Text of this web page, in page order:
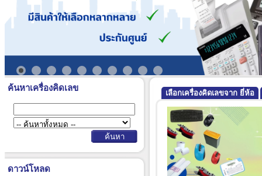
ค้นหาเครื่องคิดเลข
ดาวน์โหลด
เลือกเครื่องคิดเลขจาก ยี่ห้อ